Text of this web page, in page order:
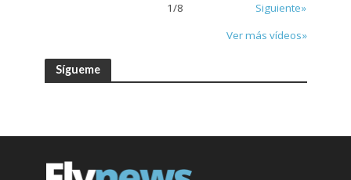
1/8
Siguiente»
Ver más vídeos»
Sígueme